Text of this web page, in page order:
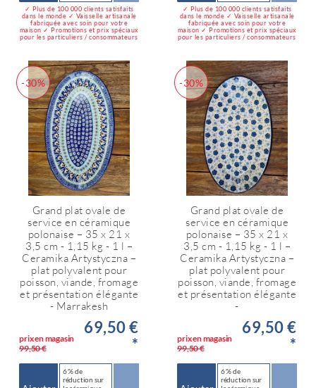
✓ Plus de 100 000 clients satisfaits
dans le monde ✓ Vaisselle artisanale
fabriquée avec soin pour votre
maison ✓ Promotions et prix spéciaux
pour les particuliers / consommateurs
✓ Plus de 100 000 clients satisfaits
dans le monde ✓ Vaisselle artisanale
fabriquée avec soin pour votre
maison ✓ Promotions et prix spéciaux
pour les particuliers / consommateurs
-30%
Grand plat ovale de
service en céramique
polonaise – 35 x 21 x
3,5 cm - 1,15 kg - 1 l –
Ceramika Artystyczna –
plat polyvalent pour
poisson, viande, fromage
et présentation élégante
- Marrakesh
prix en magasin
99,50 €
69,50 €
*
6 % de
réduction sur
-30%
Grand plat ovale de
service en céramique
polonaise – 35 x 21 x
3,5 cm - 1,15 kg - 1 l –
Ceramika Artystyczna –
plat polyvalent pour
poisson, viande, fromage
et présentation élégante
-
prix en magasin
99,50 €
69,50 €
*
6 % de
réduction sur